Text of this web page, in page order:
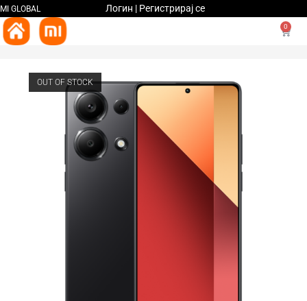
MI GLOBAL Логин | Регистрирај се
0
OUT OF STOCK